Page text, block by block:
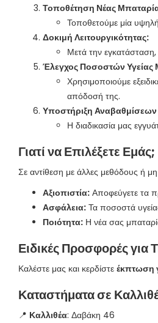
Τοποθέτηση Νέας
Τοποθετούμε μία
Δοκιμή Λειτουργικότητας:
Μετά την εγκατάσταση,
Έλεγχος Ποσοστών Υγείας
Χρησιμοποιούμε
απόδοσή της.
Υποστήριξη Αναβαθμίσεων
Η διαδικασία μας
Γιατί να Επιλέξετε Εμάς;
Σε αντίθεση με άλλες μεθόδους ή μη
Αξιοπιστία: Αποφεύγετε τα
Ασφάλεια: Τα ποσοστά
Ποιότητα: Η νέα σας
Ειδικές Προσφορές για
Καλέστε μας και κερδίστε έκπτωση
Καταστήματα σε
📍 Καλλιθέα: Δαβάκη 46